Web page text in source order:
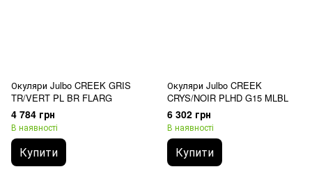
Окуляри Julbo CREEK GRIS
TR/VERT PL BR FLARG
4 784 грн
В наявності
Купити
Окуляри Julbo CREEK
CRYS/NOIR PLHD G15 MLBL
6 302 грн
В наявності
Купити